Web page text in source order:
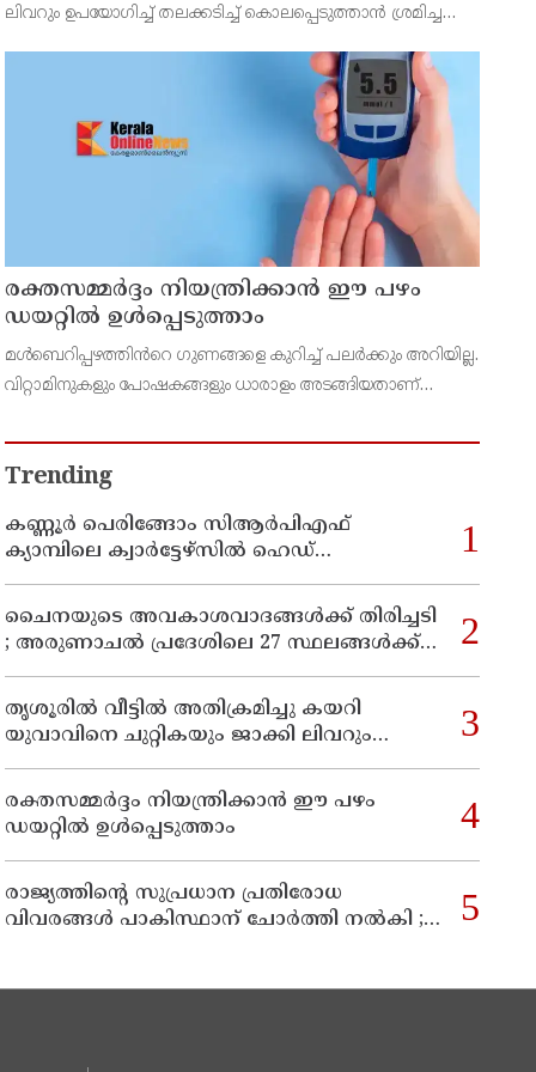
ലിവറും ഉപയോഗിച്ച് തലക്കടിച്ച് കൊലപ്പെടുത്താൻ ശ്രമിച്ച
രക്തസമ്മർദ്ദം നിയന്ത്രിക്കാൻ ഈ പഴം
ഡയറ്റിൽ ഉൾപ്പെടുത്താം
മൾബെറിപ്പഴത്തിൻറെ ഗുണങ്ങളെ കുറിച്ച് പലർക്കും അറിയില്ല.
വിറ്റാമിനുകളും പോഷകങ്ങളും ധാരാളം അടങ്ങിയതാണ്
പല നിറങ്ങളിലാണ് ഇവ കാണപ്പെടുന്നത്. മധുര
Trending
കണ്ണൂര്‍ പെരിങ്ങോം സിആര്‍പിഎഫ്
ക്യാമ്പിലെ ക്വാര്‍ട്ടേഴ്സില്‍ ഹെഡ്
കോണ്‍സ്റ്റബിളിനെ മരിച്ച നിലയില്‍
ചൈനയുടെ അവകാശവാദങ്ങൾക്ക് തിരിച്ചടി
; അരുണാചൽ പ്രദേശിലെ 27 സ്ഥലങ്ങൾക്ക്
ഔദ്യോഗിക പേരുകൾ നൽകി ഇന്ത്യ
തൃശൂരിൽ വീട്ടിൽ അതിക്രമിച്ചു കയറി
യുവാവിനെ ചുറ്റികയും ജാക്കി ലിവറും
ഉപയോഗിച്ച് തലക്കടിച്ച് കൊലപ്പെടുത്താൻ
ശ്രമിച്ച കേസ് : രണ്ടു പേർ പിടിയിൽ
രക്തസമ്മർദ്ദം നിയന്ത്രിക്കാൻ ഈ പഴം
ഡയറ്റിൽ ഉൾപ്പെടുത്താം
രാജ്യത്തിന്റെ സുപ്രധാന പ്രതിരോധ
വിവരങ്ങൾ പാകിസ്ഥാന് ചോർത്തി നൽകി ;